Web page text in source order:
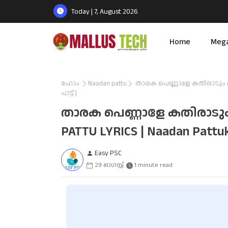
Today | 7, August 2026
Home
ഹോം Naadan pattu
താരക പെണ്ണാളേ കതിരാടും
പാട്ട് |
താരക പെണ്ണാളേ കതിരാടും
PATTU LYRICS | Naadan
Easy PSC
29 ഓഗസ്റ്റ് 1 minute read